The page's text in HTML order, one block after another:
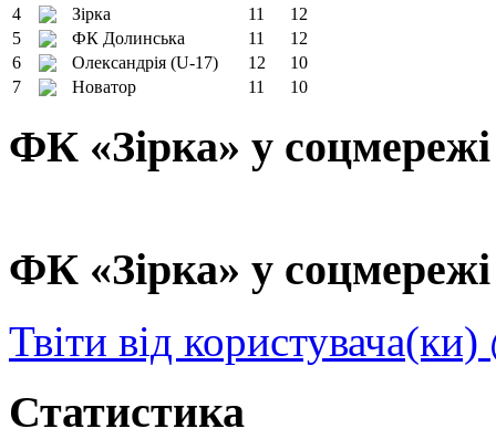
4
Зірка 11
12
5
ФК Долинська 11
12
6
Олександрія (U-17) 12
10
7
Новатор 11 10
ФК «Зірка» у
ФК «Зірка» у
Твіти від
Статистика